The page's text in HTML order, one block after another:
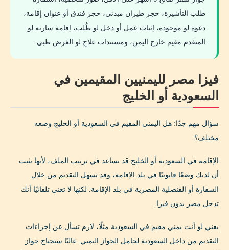
طلب التأشيرة، حجز طيران مبدئي، حجز فندق أو عنوان إقامة،
دعوة لو موجودة، إثبات عمل أو دخل لو طُلب، إقامة سارية لو
المتقدم مقيم خارج اليمن، ومستندات علاج لو الغرض طبي.
فيزا مصر لليمنيين المقيمين في
السعودية أو الخليج
سؤال مهم جدًا: هل اليمني المقيم في السعودية أو الخليج وضعه
مختلف؟
الإقامة في السعودية أو الخليج قد تساعد في ترتيب الملف، لأنها تثبت
أن لديك وضعًا قانونيًا في بلد الإقامة، وقد تسهل التقديم من خلال
السفارة أو القنصلية المصرية في بلد الإقامة. لكنها لا تعني تلقائيًا أنك
تدخل مصر بدون فيزا.
يعني لو أنت يمني مقيم في السعودية مثلًا، لازم تسأل عن إجراءات
التقديم من داخل السعودية لحامل الجواز اليمني. غالبًا ستحتاج جواز